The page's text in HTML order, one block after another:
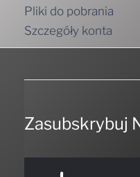
Pliki do pobrania
Szczegóły konta
Zasubskrybuj